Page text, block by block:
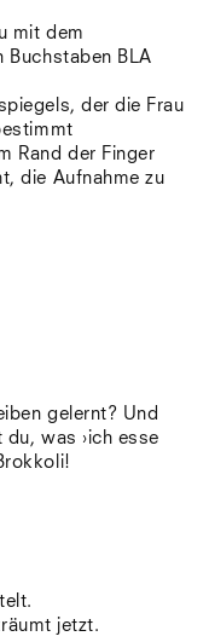
mit dem
Buchstaben BLA
der die Frau
Rand der Finger
die Aufnahme zu
gelernt? Und
was ›ich esse
jetzt.